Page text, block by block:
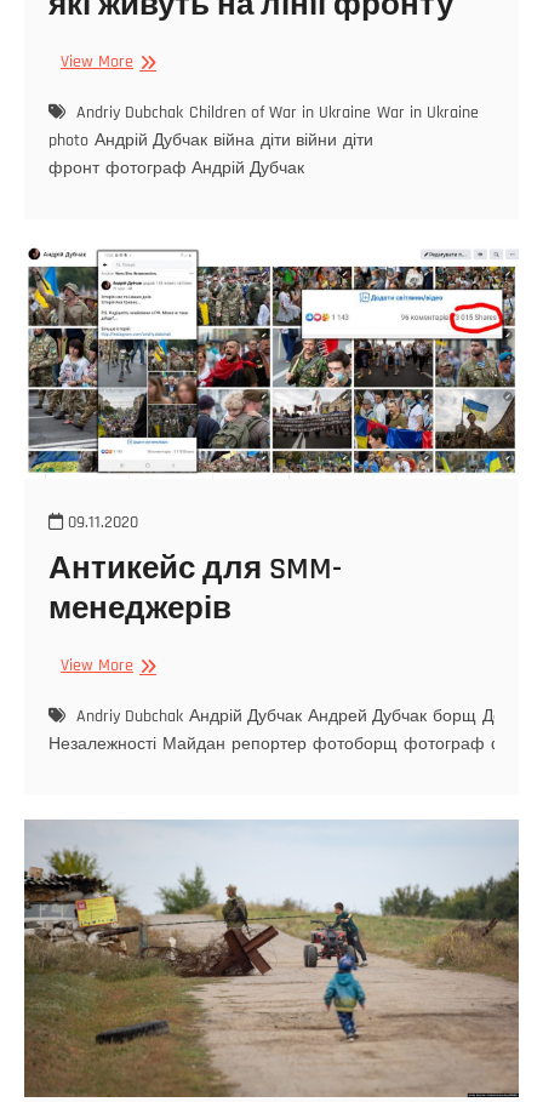
View More
Andriy Dubchak Children of War in Ukraine War in Ukraine
photo Андрій Дубчак війна діти війни діти
фронт фотограф Андрій Дубчак
09.11.2020
Антикейс для SMM-
менеджерів
View More
Andriy Dubchak Андрій Дубчак Андрей Дубчак борщ День
Незалежності Майдан репортер фотоборщ фотограф